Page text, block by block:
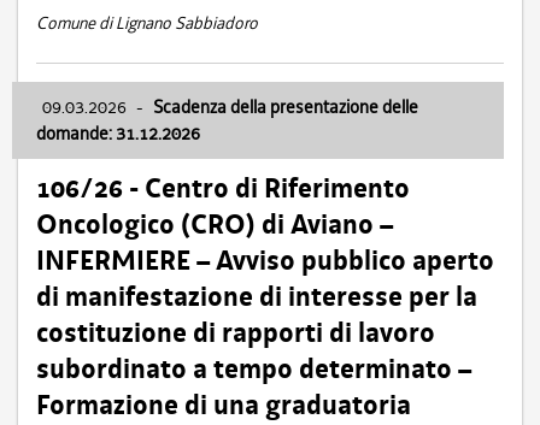
Comune di Lignano Sabbiadoro
09.03.2026 - Scadenza della presentazione delle
domande: 31.12.2026
106/26 - Centro di Riferimento
Oncologico (CRO) di Aviano –
INFERMIERE – Avviso pubblico aperto
di manifestazione di interesse per la
costituzione di rapporti di lavoro
subordinato a tempo determinato –
Formazione di una graduatoria